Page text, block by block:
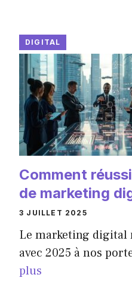
DIGITAL
Comment
de marketing
3 JUILLET 2025
Le marketing digital
avec 2025 à nos
plus